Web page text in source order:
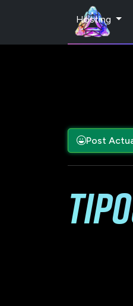
Hosting
Post